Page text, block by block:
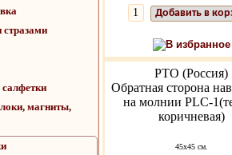
магниты,
Добавить в
В избранное
РТО (Россия)
Обратная сторона
на молнии PLC-
коричневая)
45х45 см.